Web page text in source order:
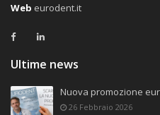
Web eurodent.it
Ultime news
Nuova promozione
26 Febbraio 2026